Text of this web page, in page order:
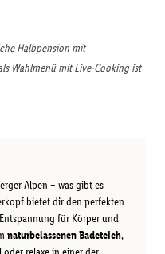
Halbpension mit
Wahlmenü mit Live-Cooking ist
Alpen – was gibt es
bietet dir den perfekten
für Körper und
naturbelassenen Badeteich,